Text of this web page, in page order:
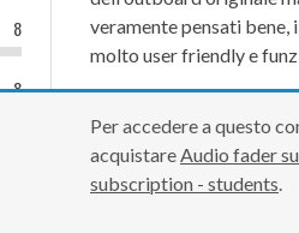
8
8
veramente pensati
molto user friendly e
Per accedere a questo
acquistareAudio fader
subscription - students.